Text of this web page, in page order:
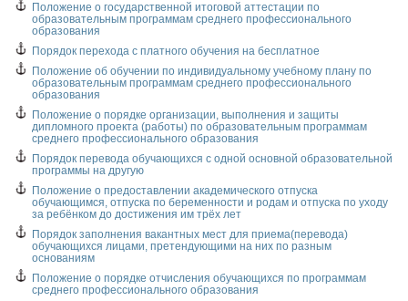
Положение о государственной итоговой аттестации по
образовательным программам среднего профессионального
образования
Порядок перехода с платного обучения на бесплатное
Положение об обучении по индивидуальному учебному плану по
образовательным программам среднего профессионального
образования
Положение о порядке организации, выполнения и защиты
дипломного проекта (работы) по образовательным программам
среднего профессионального образования
Порядок перевода обучающихся с одной основной образовательной
программы на другую
Положение о предоставлении академического отпуска
обучающимся, отпуска по беременности и родам и отпуска по уходу
за ребёнком до достижения им трёх лет
Порядок заполнения вакантных мест для приема(перевода)
обучающихся лицами, претендующими на них по разным
основаниям
Положение о порядке отчисления обучающихся по программам
среднего профессионального образования